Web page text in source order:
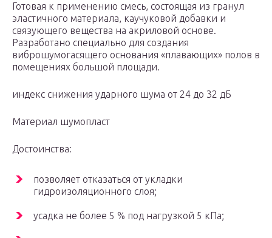
Готовая к применению смесь, состоящая из гранул
эластичного материала, каучуковой добавки и
связующего вещества на акриловой основе.
Разработано специально для создания
виброшумогасящего основания «плавающих» полов в
помещениях большой площади.
индекс снижения ударного шума от 24 до 32 дБ
Материал шумопласт
Достоинства:
позволяет отказаться от укладки
гидроизоляционного слоя;
усадка не более 5 % под нагрузкой 5 кПа;